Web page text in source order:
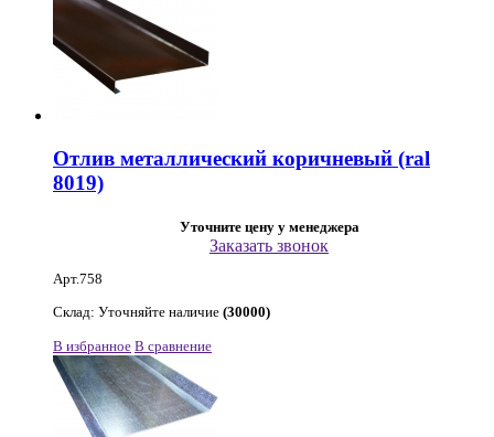
Отлив металлический коричневый (ral
8019)
Уточните цену у менеджера
Заказать звонок
Арт.758
Склад: Уточняйте наличие (30000)
В избранное В сравнение